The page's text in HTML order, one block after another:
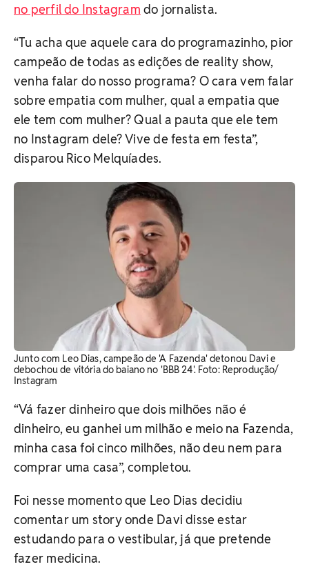
no perfil do Instagram do jornalista.
“Tu acha que aquele cara do programazinho, pior
campeão de todas as edições de reality show,
venha falar do nosso programa? O cara vem falar
sobre empatia com mulher, qual a empatia que
ele tem com mulher? Qual a pauta que ele tem
no Instagram dele? Vive de festa em festa”,
disparou Rico Melquíades.
Junto com Leo Dias, campeão de 'A Fazenda' detonou Davi e
debochou de vitória do baiano no 'BBB 24'. Foto: Reprodução/
Instagram
“Vá fazer dinheiro que dois milhões não é
dinheiro, eu ganhei um milhão e meio na Fazenda,
minha casa foi cinco milhões, não deu nem para
comprar uma casa”, completou.
Foi nesse momento que Leo Dias decidiu
comentar um story onde Davi disse estar
estudando para o vestibular, já que pretende
fazer medicina.